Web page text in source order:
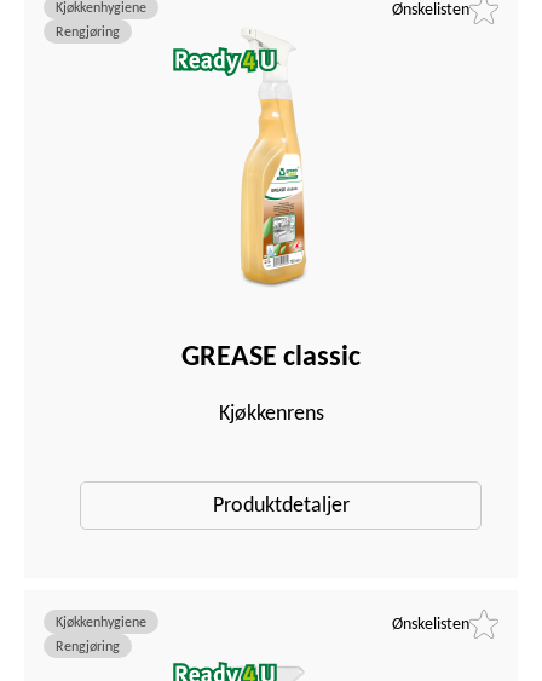
Ønskelisten
GREASE classic
Kjøkkenrens
Kjøkkenhygiene
Rengjøring
Produktdetaljer
Ønskelisten
Kjøkkenhygiene
Rengjøring